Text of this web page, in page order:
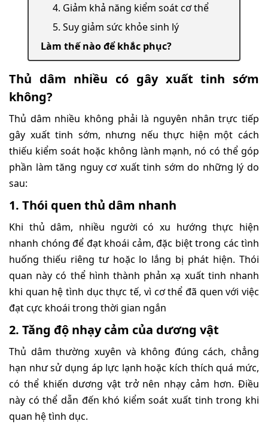
4. Giảm khả năng kiểm soát cơ thể
5. Suy giảm sức khỏe sinh lý
Làm thế nào để khắc phục?
Thủ dâm nhiều có gây xuất tinh sớm
không?
Thủ dâm nhiều không phải là nguyên nhân trực tiếp
gây xuất tinh sớm, nhưng nếu thực hiện một cách
thiếu kiểm soát hoặc không lành mạnh, nó có thể góp
phần làm tăng nguy cơ xuất tinh sớm do những lý do
sau:
1. Thói quen thủ dâm nhanh
Khi thủ dâm, nhiều người có xu hướng thực hiện
nhanh chóng để đạt khoái cảm, đặc biệt trong các tình
huống thiếu riêng tư hoặc lo lắng bị phát hiện. Thói
quan này có thể hình thành phản xạ xuất tinh nhanh
khi quan hệ tình dục thực tế, vì cơ thể đã quen với việc
đạt cực khoái trong thời gian ngắn
2. Tăng độ nhạy cảm của dương vật
Thủ dâm thường xuyên và không đúng cách, chẳng
hạn như sử dụng áp lực lạnh hoặc kích thích quá mức,
có thể khiến dương vật trở nên nhạy cảm hơn. Điều
này có thể dẫn đến khó kiểm soát xuất tinh trong khi
quan hệ tình dục.